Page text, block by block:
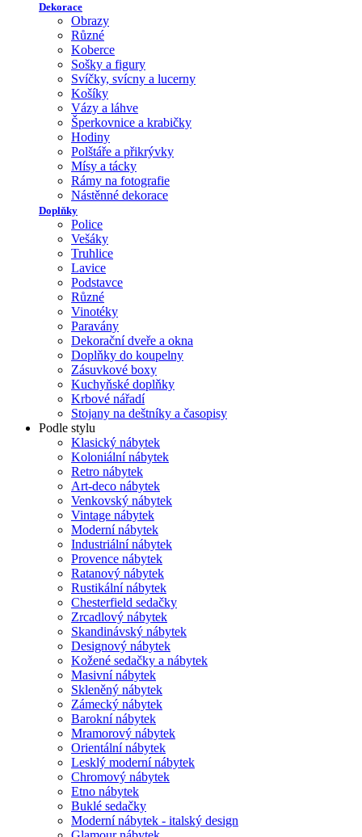
Dekorace
Obrazy
Různé
Koberce
Sošky a figury
Svíčky, svícny a lucerny
Košíky
Vázy a láhve
Šperkovnice a krabičky
Hodiny
Polštáře a přikrývky
Mísy a tácky
Rámy na fotografie
Nástěnné dekorace
Doplňky
Police
Vešáky
Truhlice
Lavice
Podstavce
Různé
Vinotéky
Paravány
Dekorační dveře a okna
Doplňky do koupelny
Zásuvkové boxy
Kuchyňské doplňky
Krbové nářadí
Stojany na deštníky a časopisy
Podle stylu
Klasický nábytek
Koloniální nábytek
Retro nábytek
Art-deco nábytek
Venkovský nábytek
Vintage nábytek
Moderní nábytek
Industriální nábytek
Provence nábytek
Ratanový nábytek
Rustikální nábytek
Chesterfield sedačky
Zrcadlový nábytek
Skandinávský nábytek
Designový nábytek
Kožené sedačky a nábytek
Masivní nábytek
Skleněný nábytek
Zámecký nábytek
Barokní nábytek
Mramorový nábytek
Orientální nábytek
Lesklý moderní nábytek
Chromový nábytek
Etno nábytek
Buklé sedačky
Moderní nábytek - italský design